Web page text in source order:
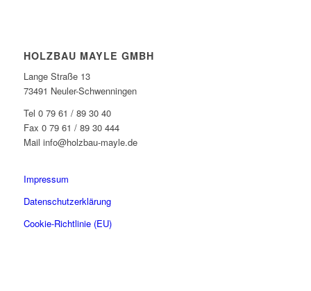
HOLZBAU MAYLE GMBH
Lange Straße 13
73491 Neuler-Schwenningen
Tel 0 79 61 / 89 30 40
Fax 0 79 61 / 89 30 444
Mail info@holzbau-mayle.de
Impressum
Datenschutzerklärung
Cookie-Richtlinie (EU)